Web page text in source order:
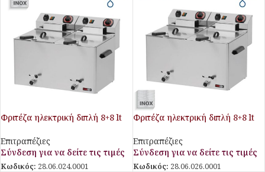
Φριτέζα ηλεκτρική διπλή 8+8 lt
Επιτραπέζιες
Σύνδεση για να δείτε τις τιμές
Κωδικός: 28.06.024.0001
Φριτέζα ηλεκτρική διπλή 8+8 lt
Επιτραπέζιες
Σύνδεση για να δείτε τις τιμές
Κωδικός: 28.06.026.0001